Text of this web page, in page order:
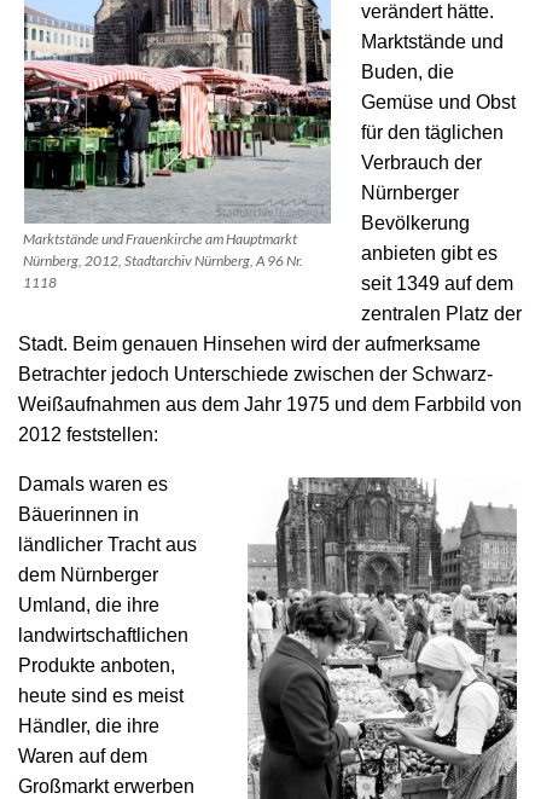
Marktstände und Frauenkirche am Hauptmarkt
Nürnberg, 2012, Stadtarchiv Nürnberg, A 96 Nr.
1118
verändert hätte.
Marktstände und
Buden, die
Gemüse und Obst
für den täglichen
Verbrauch der
Nürnberger
Bevölkerung
anbieten gibt es
seit 1349 auf dem
zentralen Platz der
Stadt. Beim genauen Hinsehen wird der aufmerksame
Betrachter jedoch Unterschiede zwischen der Schwarz-
Weißaufnahmen aus dem Jahr 1975 und dem Farbbild von
2012 feststellen:
Damals waren es
Bäuerinnen in
ländlicher Tracht aus
dem Nürnberger
Umland, die ihre
landwirtschaftlichen
Produkte anboten,
heute sind es meist
Händler, die ihre
Waren auf dem
Großmarkt erwerben